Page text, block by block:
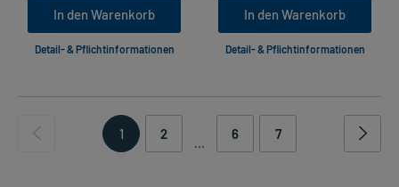
In den Warenkorb
Detail- & Pflichtinformationen
In den Warenkorb
Detail- & Pflichtinformationen
1 2
...
6 7